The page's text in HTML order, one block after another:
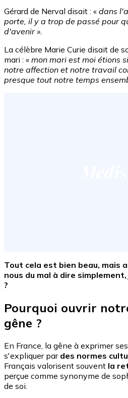
Gérard de Nerval disait : « dans
porte, il y a trop de passé pour
d'avenir».
La célèbre Marie Curie disait de
mari : « mon mari est moi étions
notre affection et notre travail
presque tout notre temps
Tout cela est bien beau, mais
nous du mal à dire simplement,
?
Pourquoi ouvrir
gêne ?
En France, la gêne à exprimer
s'expliquer par des normes
Français valorisent souvent la
perçue comme synonyme de
de soi.